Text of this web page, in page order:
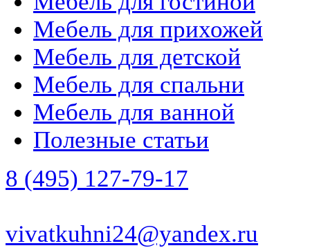
Мебель для прихожей
Мебель для детской
Мебель для спальни
Мебель для ванной
Полезные статьи
8 (495) 127-79-17
vivatkuhni24@yandex.ru